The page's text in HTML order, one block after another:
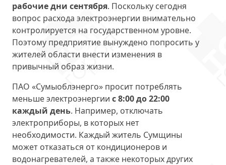
рабочие дни сентября. Поскольку сегодня
вопрос расхода электроэнергии внимательно
контролируется на государственном уровне.
Поэтому предприятие вынуждено попросить у
жителей области внести изменения в
привычный образ жизни.
ПАО «Сумыоблэнерго» просит потреблять
меньше электроэнергии с 8:00 до 22:00
каждый день. Например, отключать
электроприборы, в которых нет
необходимости. Каждый житель Сумщины
может отказаться от кондиционеров и
водонагревателей, а также некоторых других